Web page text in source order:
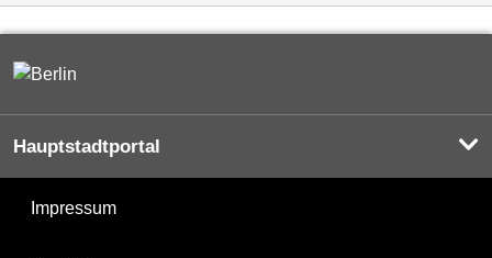
Hauptstadtportal
Impressum